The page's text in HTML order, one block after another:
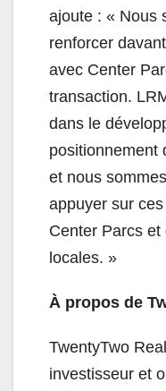
ajoute : « Nous
renforcer
avec Center
transaction.
dans le
positionnement
et nous
appuyer sur
Center Parcs
locales. »
À propos de
TwentyTwo
investisseur et